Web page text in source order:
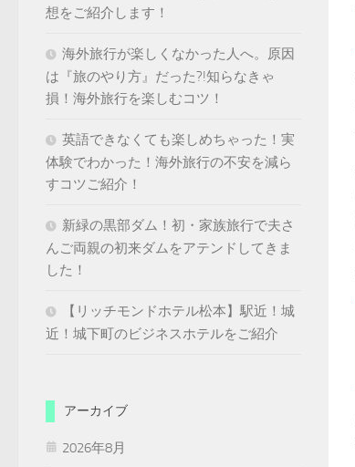
想をご紹介します！
海外旅行が楽しくなかった人へ。原因
は『旅のやり方』だった?!知らなきゃ
損！海外旅行を楽しむコツ！
英語できなくても楽しめちゃった！実
体験でわかった！海外旅行の不安を減ら
すコツご紹介！
新緑の黒部ダム！初・家族旅行で夫さ
んご両親の初来ダムをアテンドしてきま
した！
【リッチモンドホテル松本】駅近！城
近！城下町のビジネスホテルをご紹介
アーカイブ
2026年8月